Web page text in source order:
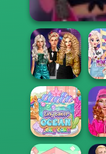
Party Crashers
Ex-Boyfriend
Ed...